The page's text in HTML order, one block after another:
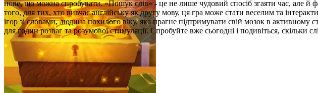
нове, що можна спробувати. «Пошук слів» - це не лише чудовий спосіб згаяти час, але й
того, для тих, хто вивчає англійську як другу мову, ця гра може стати веселим та
ігор зі словами, людина похилого віку, яка прагне підтримувати свій мозок в
для годин розваг та розумової стимуляції. Спробуйте вже сьогодні і подивіться, скільки
Схожі ігри